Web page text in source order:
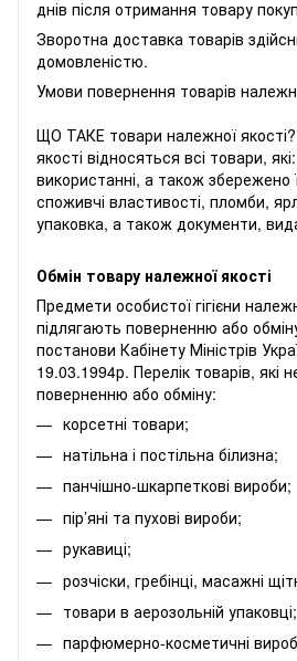
днів після отримання товару
Зворотна доставка товарів
домовленістю.
Умови повернення товарів
ЩО ТАКЕ товари належної
якості відносяться всі товари,
використанні, а також збережено
споживчі властивості, пломби,
упаковка, а також документи,
Обмін товару належної якості
Предмети особистої гігієни
підлягають поверненню або
постанови Кабінету Міністрів
19.03.1994р. Перелік товарів, які
поверненню або обміну:
корсетні товари;
натільна і постільна білизна;
панчішно-шкарпеткові вироби;
пір’яні та пухові вироби;
рукавиці;
розчіски, гребінці, масажні
товари в аерозольній упаковці;
парфюмерно-косметичні